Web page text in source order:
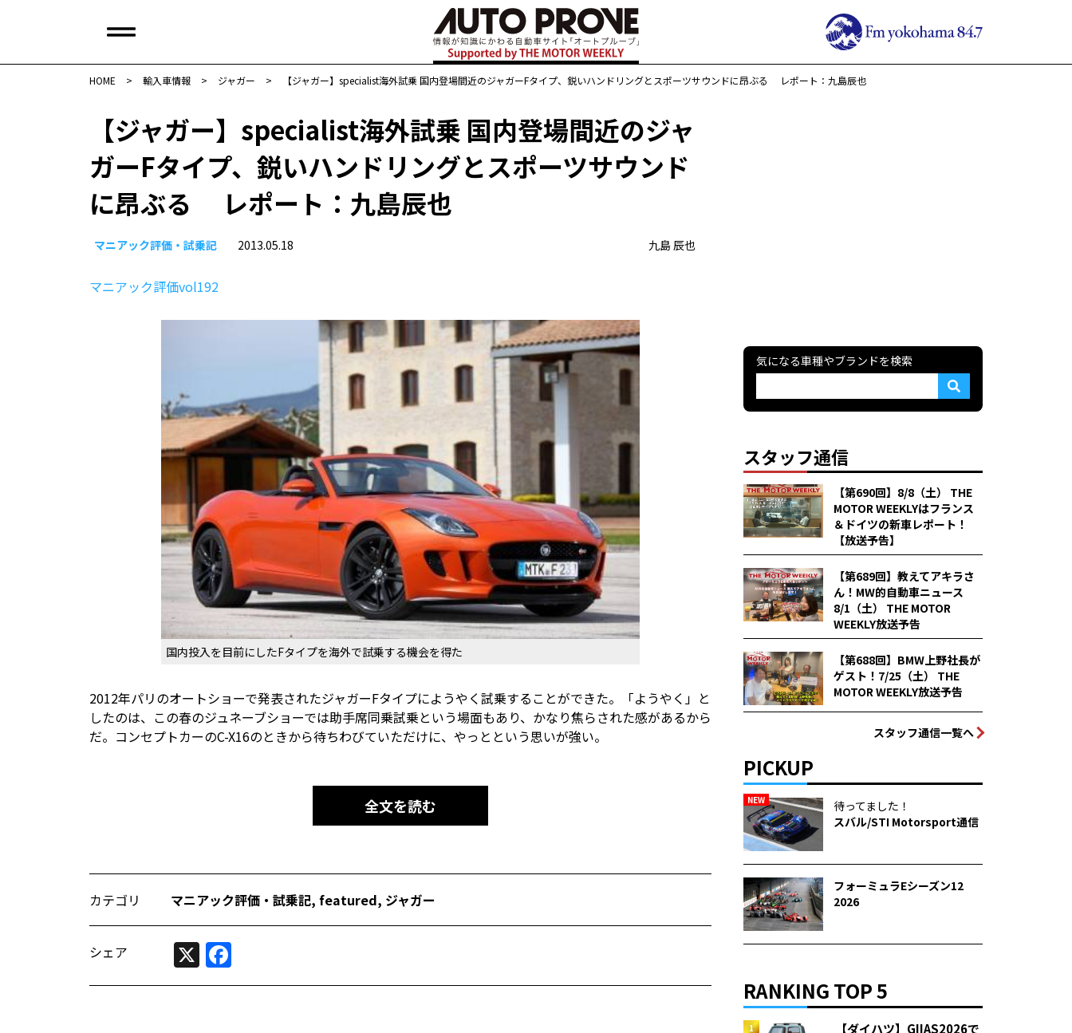
HOME > 輸入車情報 > ジャガー > 【ジャガー】specialist海外試乗 国内登場間近のジャガーFタイプ、鋭いハンドリングとスポーツサウンドに昂ぶる レポート：九島辰也
【ジャガー】specialist海外試乗 国内登場間近のジャ
ガーFタイプ、鋭いハンドリングとスポーツサウンド
に昂ぶる レポート：九島辰也
マニアック評価・試乗記 2013.05.18 九島 辰也
マニアック評価vol192
国内投入を目前にしたFタイプを海外で試乗する機会を得た
2012年パリのオートショーで発表されたジャガーFタイプにようやく試乗することができた。「ようやく」と
したのは、この春のジュネーブショーでは助手席同乗試乗という場面もあり、かなり焦らされた感があるから
だ。コンセプトカーのC-X16のときから待ちわびていただけに、やっとという思いが強い。
全文を読む
カテゴリ マニアック評価・試乗記, featured, ジャガー
シェア X
気になる車種やブランドを検索
スタッフ通信
【第690回】8/8（土） THE
MOTOR WEEKLYはフランス
＆ドイツの新車レポート！
【放送予告】
【第689回】教えてアキラさ
ん！MW的自動車ニュース
8/1（土） THE MOTOR
WEEKLY放送予告
【第688回】BMW上野社長が
ゲスト！7/25（土） THE
MOTOR WEEKLY放送予告
スタッフ通信一覧へ
PICKUP
NEW
待ってました！
スバル/STI Motorsport通信
フォーミュラEシーズン12
2026
RANKING TOP 5
【ダイハツ】GIIAS2026で